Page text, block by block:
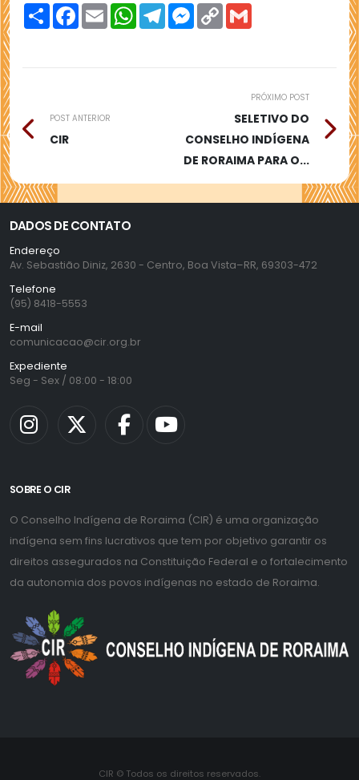
Compartilhar
Facebook
Email WhatsAppTelegramMessenger
Copy
Link
POST ANTERIOR
CIR
PRÓXIMO POST
SELETIVO DO
CONSELHO INDÍGENA
DE RORAIMA PARA O...
DADOS DE CONTATO
Endereço
Av. Sebastião Diniz, 2630 - Centro, Boa Vista–RR, 69303-472
Telefone
(95) 8418-5553
E-mail
comunicacao@cir.org.br
Expediente
Seg - Sex / 08:00 - 18:00
SOBRE O CIR
O Conselho Indígena de Roraima (CIR) é uma organização
indígena sem fins lucrativos que tem por objetivo garantir os
direitos assegurados na Constituição Federal e o fortalecimento
da autonomia dos povos indígenas no estado de Roraima.
CIR © Todos os direitos reservados.